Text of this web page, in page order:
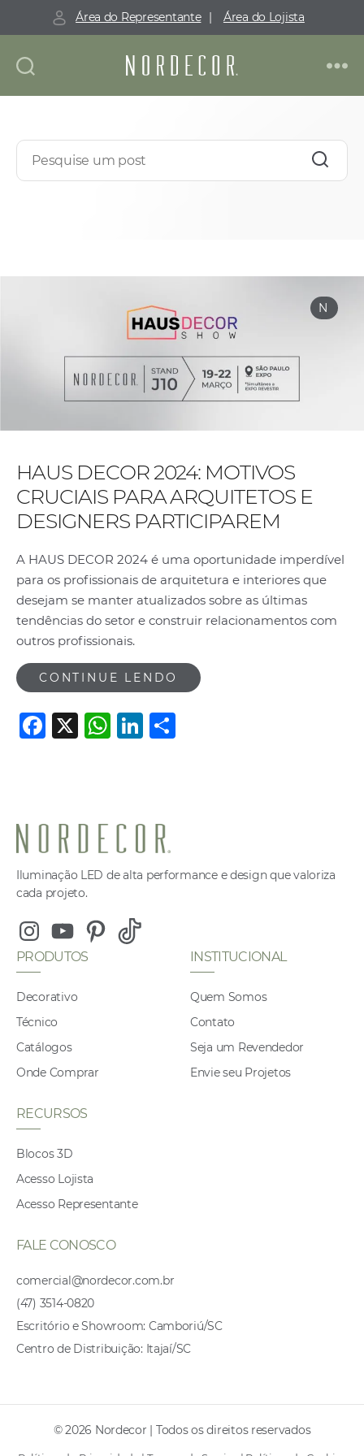
Área do Representante | Área do Lojista
Nordecor
N
HAUS DECOR 2024: MOTIVOS
CRUCIAIS PARA ARQUITETOS E
DESIGNERS PARTICIPAREM
A HAUS DECOR 2024 é uma oportunidade imperdível
para os profissionais de arquitetura e interiores que
desejam se manter atualizados sobre as últimas
tendências do setor e construir relacionamentos com
outros profissionais.
CONTINUE LENDO
F
b
o
o
k
X
W
A
p
p
Li
dI
n
Iluminação LED de alta performance e design que valoriza
cada projeto.
InstagramYoutubePinterest
Tiktok
PRODUTOS
Decorativo
Técnico
Catálogos
Onde Comprar
INSTITUCIONAL
Quem Somos
Contato
Seja um Revendedor
Envie seu Projetos
RECURSOS
Blocos 3D
Acesso Lojista
Acesso Representante
FALE CONOSCO
comercial@nordecor.com.br
(47) 3514-0820
Escritório e Showroom: Camboriú/SC
Centro de Distribuição: Itajaí/SC
© 2026 Nordecor | Todos os direitos reservados